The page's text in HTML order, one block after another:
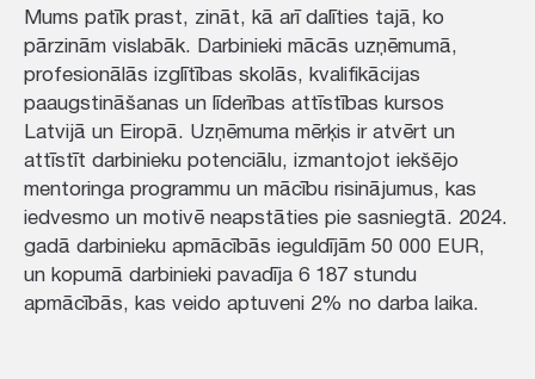
Mums patīk prast, zināt, kā arī dalīties tajā, ko
pārzinām vislabāk. Darbinieki mācās uzņēmumā,
profesionālās izglītības skolās, kvalifikācijas
paaugstināšanas un līderības attīstības kursos
Latvijā un Eiropā. Uzņēmuma mērķis ir atvērt un
attīstīt darbinieku potenciālu, izmantojot iekšējo
mentoringa programmu un mācību risinājumus, kas
iedvesmo un motivē neapstāties pie sasniegtā. 2024.
gadā darbinieku apmācībās ieguldījām 50 000 EUR,
un kopumā darbinieki pavadīja 6 187 stundu
apmācībās, kas veido aptuveni 2% no darba laika.